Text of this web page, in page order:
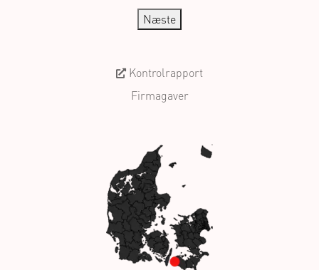
Næste
Kontrolrapport
Firmagaver